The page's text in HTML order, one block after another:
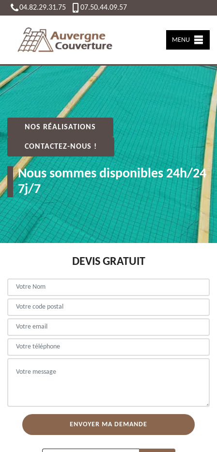
04.82.29.31.75 07.50.44.09.57
MENU
NOS RÉALISATIONS
CONTACTEZ-NOUS !
Nous sommes disponibles 24h/24
7j/7
DEVIS GRATUIT